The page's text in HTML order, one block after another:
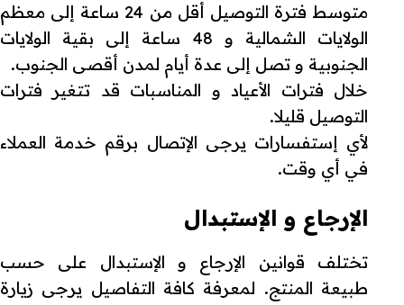
متوسط فترة التوصيل أقل من 24 ساعة إلى معظم
الولايات الشمالية و 48 ساعة إلى بقية الولايات
الجنوبية و تصل إلى عدة أيام لمدن أقصى الجنوب.
خلال فترات الأعياد و المناسبات قد تتغير فترات
التوصيل قليلا.
لأي إستفسارات يرجى الإتصال برقم خدمة العملاء
في أي وقت.
الإرجاع و الإستبدال
تختلف قوانين الإرجاع و الإستبدال على حسب
طبيعة المنتج. لمعرفة كافة التفاصيل يرجى زيارة